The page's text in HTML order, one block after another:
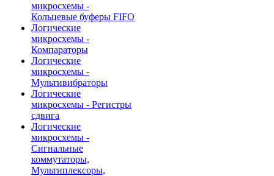
микросхемы -
Кольцевые буферы FIFO
Логические
микросхемы -
Компараторы
Логические
микросхемы -
Мультивибраторы
Логические
микросхемы - Регистры
сдвига
Логические
микросхемы -
Сигнальные
коммутаторы,
Мультиплексоры,